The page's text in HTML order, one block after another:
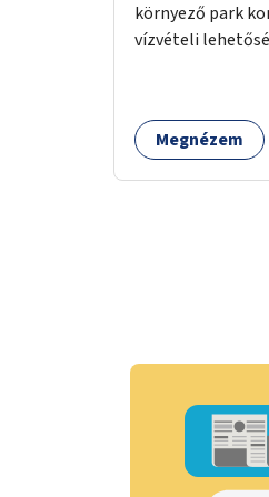
környező park
vízvételi
telepítésével.
Megnézem